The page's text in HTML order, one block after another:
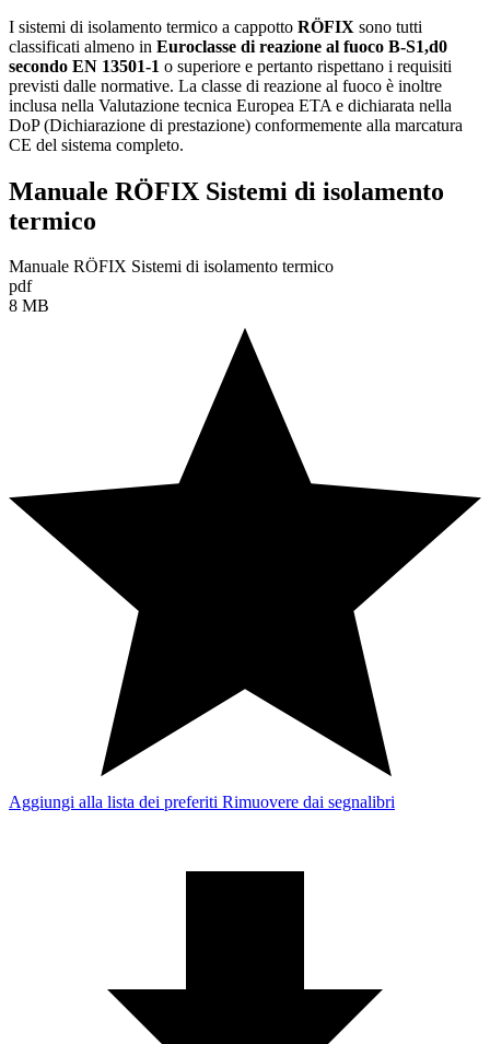
I sistemi di isolamento termico a cappotto RÖFIX sono tutti
classificati almeno in Euroclasse di reazione al fuoco B-S1,d0
secondo EN 13501-1 o superiore e pertanto rispettano i requisiti
previsti dalle normative. La classe di reazione al fuoco è inoltre
inclusa nella Valutazione tecnica Europea ETA e dichiarata nella
DoP (Dichiarazione di prestazione) conformemente alla marcatura
CE del sistema completo.
Manuale RÖFIX Sistemi di isolamento
termico
Manuale RÖFIX Sistemi di isolamento termico
pdf
8 MB
Aggiungi alla lista dei preferiti Rimuovere dai segnalibri